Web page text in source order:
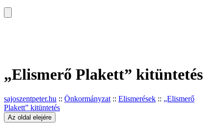
„Elismerő Plakett” kitüntetés
sajoszentpeter.hu :: Önkormányzat :: Elismerések :: „Elismerő
Plakett” kitüntetés
Az oldal elejére